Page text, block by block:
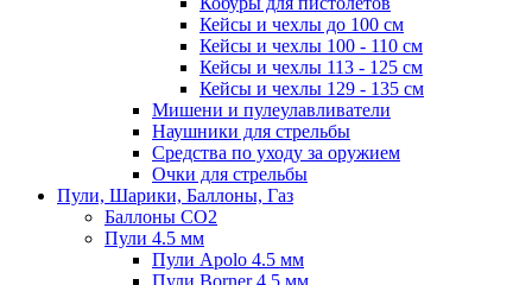
Кейсы и чехлы до 100 см
Кейсы и чехлы 100 - 110 см
Кейсы и чехлы 113 - 125 см
Кейсы и чехлы 129 - 135 см
Мишени и пулеулавливатели
Наушники для стрельбы
Средства по уходу за оружием
Очки для стрельбы
Пули, Шарики, Баллоны, Газ
Баллоны CO2
Пули 4.5 мм
Пули Apolo 4.5 мм
Пули Borner 4.5 мм